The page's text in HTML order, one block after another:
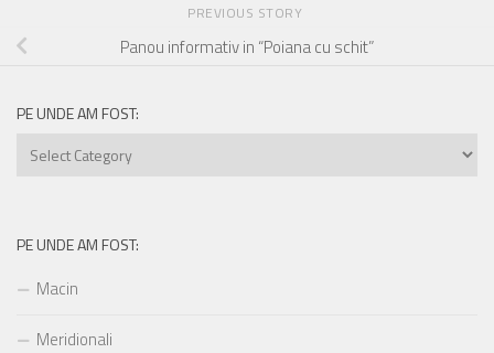
PREVIOUS STORY
Panou informativ in “Poiana cu schit”
PE UNDE AM FOST:
Pe
PE UNDE AM FOST:
Macin
Meridionali